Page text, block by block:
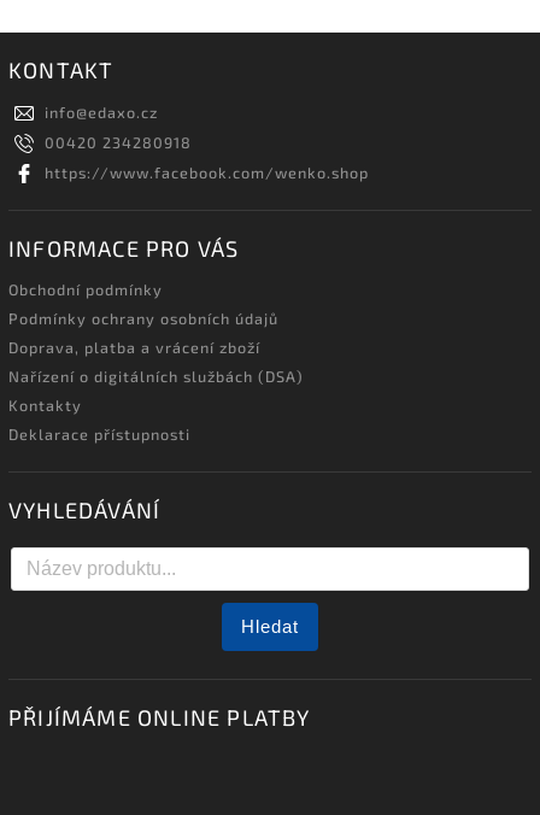
KONTAKT
info@edaxo.cz
00420 234280918
https://www.facebook.com/wenko.shop
INFORMACE PRO VÁS
Obchodní podmínky
Podmínky ochrany osobních údajů
Doprava, platba a vrácení zboží
Nařízení o digitálních službách (DSA)
Kontakty
Deklarace přístupnosti
VYHLEDÁVÁNÍ
Hledat
PŘIJÍMÁME ONLINE PLATBY